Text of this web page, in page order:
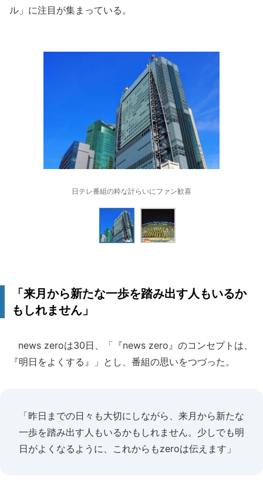
ル」に注目が集まっている。
日テレ番組の粋な計らいにファン歓喜
「来月から新たな一歩を踏み出す人もいるか
もしれません」
news zeroは30日、「『news zero』のコンセプトは、
『明日をよくする』」とし、番組の思いをつづった。
「昨日までの日々も大切にしながら、来月から新たな
一歩を踏み出す人もいるかもしれません。少しでも明
日がよくなるように、これからもzeroは伝えます」